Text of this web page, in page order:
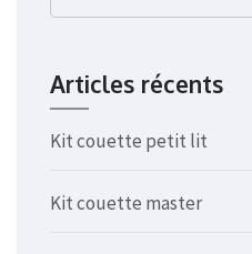
Articles récents
Kit couette petit lit
Kit couette master